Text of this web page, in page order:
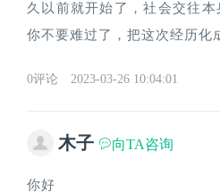
久以前就开始了，社会交往
你不要难过了，把这次经历化
0评论 2023-03-26 10:04:01
木子 向TA咨询
你好